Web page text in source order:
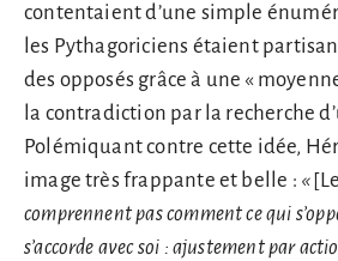
contentaient d’une simple
les Pythagoriciens étaient
des opposés grâce à une «
la contradiction par la recherche
Polémiquant contre cette idée,
image très frappante et belle : «
comprennent pas comment ce qui
s’accorde avec soi : ajustement par